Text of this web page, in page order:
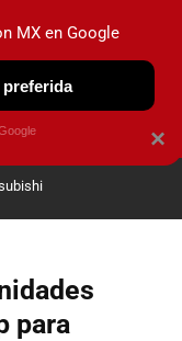
para
×
MX en Google